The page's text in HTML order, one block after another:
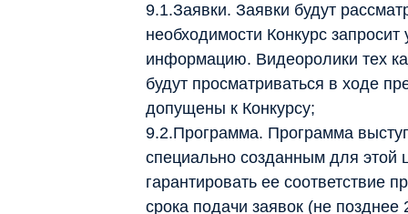
9.1.Заявки. Заявки будут
необходимости Конкурс
информацию. Видеоролики тех
будут просматриваться в ходе
допущены к Конкурсу;
9.2.Программа. Программа
специально созданным для этой
гарантировать ее соответствие
срока подачи заявок (не